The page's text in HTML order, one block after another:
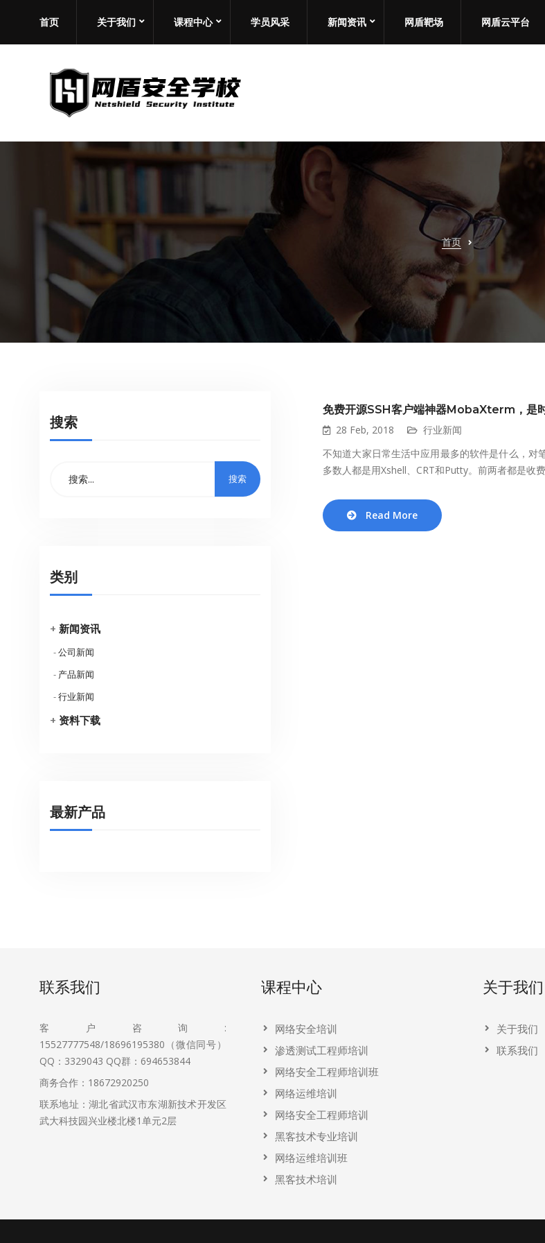
首页 关于我们 课程中心 学员风采 新闻资讯 网盾靶场 网盾云平台
首页
免费开源SSH客户端神器MobaXterm，
28 Feb, 2018
行业新闻
不知道大家日常生活中应用最多的软件是什么，对
多数人都是用Xshell、CRT和Putty。前两者都是收
Read More
搜索
类别
+ 新闻资讯
-公司新闻
- 产品新闻
-行业新闻
+ 资料下载
最新产品
联系我们
客户咨询:
15527777548/18696195380（微信同号）
QQ：3329043 QQ群：694653844
商务合作：18672920250
联系地址：湖北省武汉市东湖新技术开发区
武大科技园兴业楼北楼1单元2层
课程中心
网络安全培训
渗透测试工程师培训
网络安全工程师培训班
网络运维培训
网络安全工程师培训
黑客技术专业培训
网络运维培训班
黑客技术培训
关于我们
关于我们
联系我们